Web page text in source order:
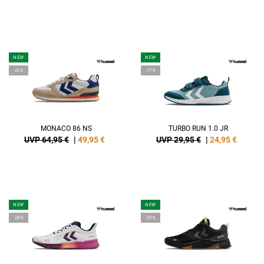
NEW
-23%
MONACO 86 NS
UVP 64,95 € | 49,95€
NEW
-17%
TURBO RUN 1.0 JR
UVP 29,95 € | 24,95€
NEW
-24%
NEW
-20%